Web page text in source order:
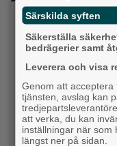
Vilket parti
idag?
Moderaterna
Vänsterpartiet
Särskilda syften
Säkerställa
bedrägerier samt
Leverera och visa
Genom att
tjänsten, avslag kan
att verka, du kan
inställningar när som
längst ner på sidan.